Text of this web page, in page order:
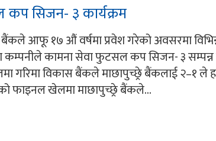
सिजन- ३ कार्यक्रम
आफू १७ औं वर्षमा प्रवेश गरेको अवसरमा
कामना सेवा फुटसल कप सिजन- ३ सम्पन्न
विकास बैंकले माछापुच्छ्रे बैंकलाई २–१ ले
फाइनल खेलमा माछापुच्छ्रे बैंकले...